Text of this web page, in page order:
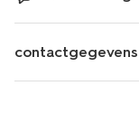
contactgegevens